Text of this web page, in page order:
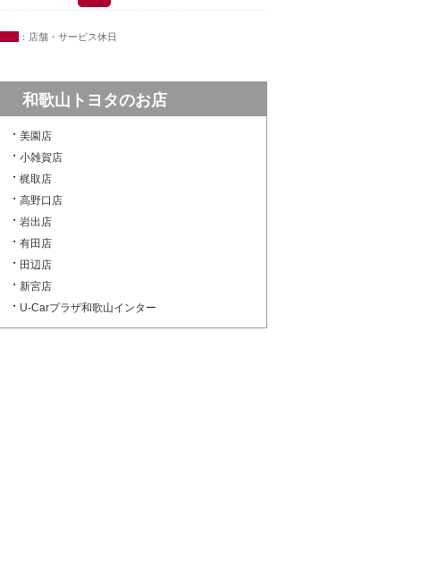
：店舗・サービス休日
和歌山トヨタのお店
美園店
小雑賀店
梶取店
高野口店
岩出店
有田店
田辺店
新宮店
U-Carプラザ和歌山インター